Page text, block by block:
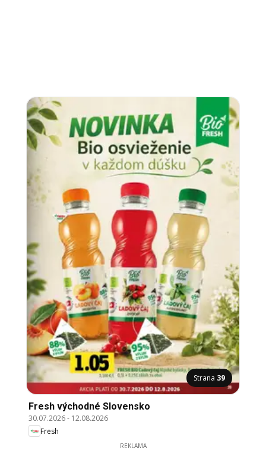
Strana 39
Fresh východné Slovensko
30.07.2026- 12.08.2026
Fresh
REKLAMA